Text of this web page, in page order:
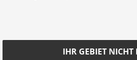
IHR GEBIET NICHT